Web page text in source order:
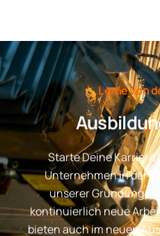
Lerne von
Starte Deine
Unternehmen in der
unserer Gründung
kontinuierlich neue
bieten auch im neuen